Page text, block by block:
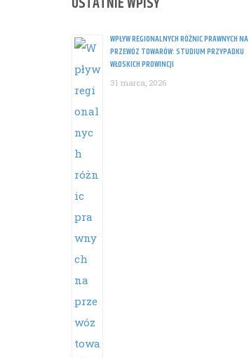
WPŁYW REGIONALNYCH RÓŻNIC PRAWNYCH NA
PRZEWÓZ TOWARÓW: STUDIUM PRZYPADKU
WŁOSKICH PROWINCJI
31 marca, 2026